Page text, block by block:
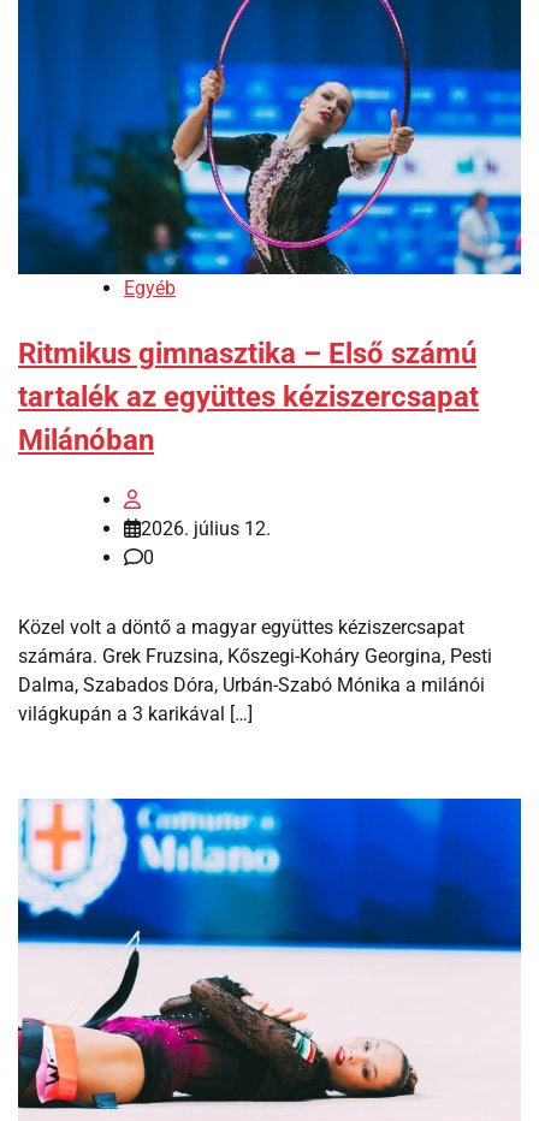
Egyéb
Ritmikus gimnasztika – Első számú
tartalék az együttes kéziszercsapat
Milánóban
2026. július 12.
0
Közel volt a döntő a magyar együttes kéziszercsapat
számára. Grek Fruzsina, Kőszegi-Koháry Georgina, Pesti
Dalma, Szabados Dóra, Urbán-Szabó Mónika a milánói
világkupán a 3 karikával […]